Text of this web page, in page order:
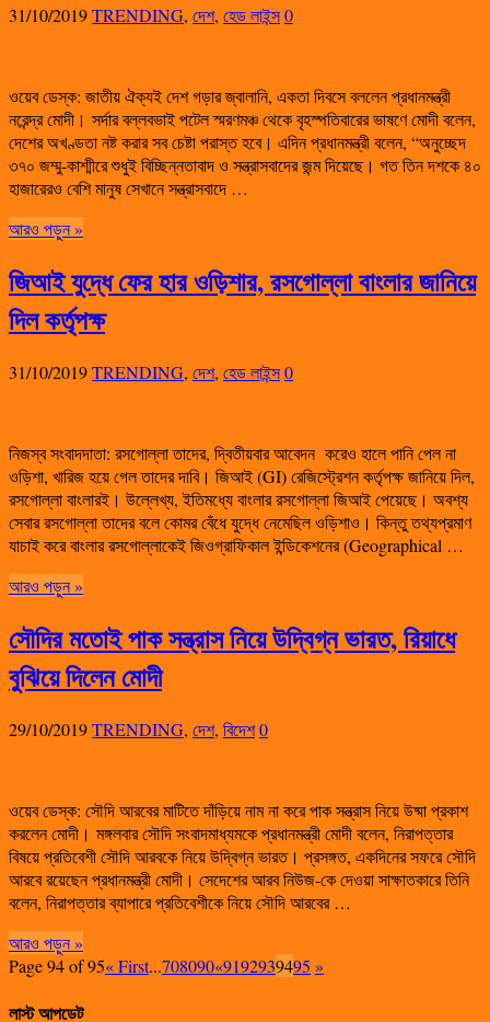
31/10/2019TRENDING, দেশ, হেড লাইন্স0
ওয়েব ডেস্ক: জাতীয় ঐক্যই দেশ গড়ার জ্বালানি, একতা দিবসে বললেন প্রধানমন্ত্রী
নরেন্দ্র মোদী। সর্দার বল্লবভাই পটেল স্মরণমঞ্চ থেকে বৃহস্পতিবারের ভাষণে মোদী বলেন,
দেশের অখণ্ডতা নষ্ট করার সব চেষ্টা পরাস্ত হবে। এদিন প্রধানমন্ত্রী বলেন, “অনুচ্ছেদ
৩৭০ জম্মু-কাশ্মীরে শুধুই বিচ্ছিন্নতাবাদ ও সন্ত্রাসবাদের জন্ম দিয়েছে। গত তিন দশকে ৪০
হাজারেরও বেশি মানুষ সেখানে সন্ত্রাসবাদে …
আরও পড়ুন »
জিআই যুদ্ধে ফের হার ওড়িশার, রসগোল্লা বাংলার জানিয়ে
দিল কর্তৃপক্ষ
31/10/2019TRENDING, দেশ, হেড লাইন্স0
নিজস্ব সংবাদদাতা: রসগোল্লা তাদের, দ্বিতীয়বার আবেদন করেও হালে পানি পেল না
ওড়িশা, খারিজ হয়ে গেল তাদের দাবি। জিআই (GI) রেজিস্ট্রেশন কর্তৃপক্ষ জানিয়ে দিল,
রসগোল্লা বাংলারই। উল্লেখ্য, ইতিমধ্যে বাংলার রসগোল্লা জিআই পেয়েছে। অবশ্য
সেবার রসগোল্লা তাদের বলে কোমর বেঁধে যুদ্ধে নেমেছিল ওড়িশাও। কিন্তু তথ্যপ্রমাণ
যাচাই করে বাংলার রসগোল্লাকেই জিওগ্রাফিকাল ইন্ডিকেশনের (Geographical …
আরও পড়ুন »
সৌদির মতোই পাক সন্ত্রাস নিয়ে উদ্বিগ্ন ভারত, রিয়াধে
বুঝিয়ে দিলেন মোদী
29/10/2019TRENDING, দেশ, বিদেশ0
ওয়েব ডেস্ক: সৌদি আরবের মাটিতে দাঁড়িয়ে নাম না করে পাক সন্ত্রাস নিয়ে উষ্মা প্রকাশ
করলেন মোদী। মঙ্গলবার সৌদি সংবাদমাধ্যমকে প্রধানমন্ত্রী মোদী বলেন, নিরাপত্তার
বিষয়ে প্রতিবেশী সৌদি আরবকে নিয়ে উদ্বিগ্ন ভারত। প্রসঙ্গত, একদিনের সফরে সৌদি
আরবে রয়েছেন প্রধানমন্ত্রী মোদী। সেদেশের আরব নিউজ-কে দেওয়া সাক্ষাতকারে তিনি
বলেন, নিরাপত্তার ব্যাপারে প্রতিবেশীকে নিয়ে সৌদি আরবের …
আরও পড়ুন »
Page 94 of 95« First...708090«9192939495 »
লাস্ট আপডেট